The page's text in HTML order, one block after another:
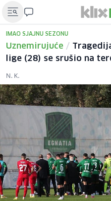
IMAO SJAJNU SEZONU
Uznemirujuće /
lige (28) se srušio na
N. K.